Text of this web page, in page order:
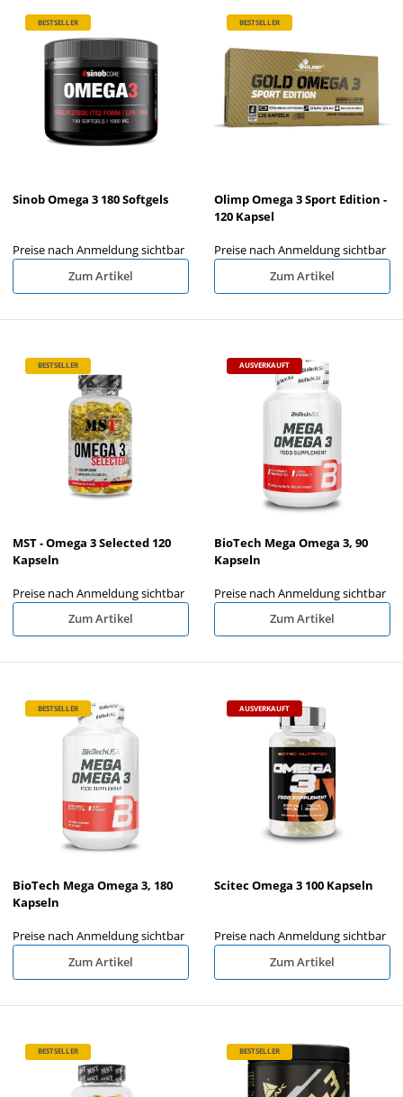
BESTSELLER
Sinob Omega 3 180 Softgels
Preise nach Anmeldung sichtbar
Zum Artikel
BESTSELLER
Olimp Omega 3 Sport Edition -
120 Kapsel
Preise nach Anmeldung sichtbar
Zum Artikel
BESTSELLER
MST - Omega 3 Selected 120
Kapseln
Preise nach Anmeldung sichtbar
Zum Artikel
AUSVERKAUFT
BioTech Mega Omega 3, 90
Kapseln
Preise nach Anmeldung sichtbar
Zum Artikel
BESTSELLER
BioTech Mega Omega 3, 180
Kapseln
Preise nach Anmeldung sichtbar
Zum Artikel
AUSVERKAUFT
Scitec Omega 3 100 Kapseln
Preise nach Anmeldung sichtbar
Zum Artikel
BESTSELLER BESTSELLER